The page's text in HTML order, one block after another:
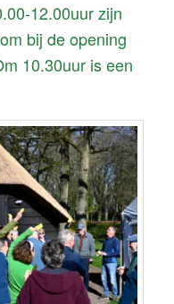
12.00uur zijn
bij de opening
10.30uur is een